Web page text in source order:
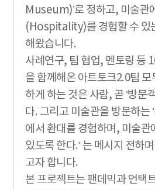
Museum)’로 정하고, 미술관
(Hospitality)를 경험할 수 있
해왔습니다.
사례연구, 팀 협업, 멘토링 등
을 함께해온 아트토크2.0팀
하게 하는 것은 사람, 곧 ‘방문
다. 그리고 미술관을 방문하는
에서 환대를 경험하며, 미술관
있도록 한다.‘ 는 메시지 전하
고자 합니다.
본 프로젝트는 팬데믹과 언택